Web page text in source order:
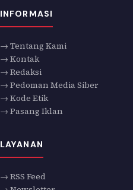
INFORMASI
→ Tentang Kami
→ Kontak
→ Redaksi
→ Pedoman Media Siber
→ Kode Etik
→ Pasang Iklan
LAYANAN
→ RSS Feed